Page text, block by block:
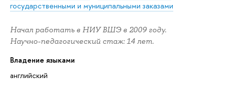
государственными и муниципальными заказами
Начал работать в НИУ ВШЭ в 2009 году.
Научно-педагогический стаж: 14 лет.
Владение языками
английский